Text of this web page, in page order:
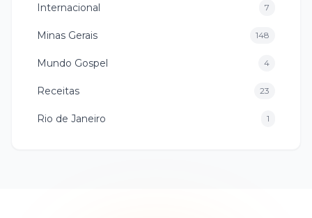
Internacional 7
Minas Gerais 148
Mundo Gospel 4
Receitas 23
Rio de Janeiro 1